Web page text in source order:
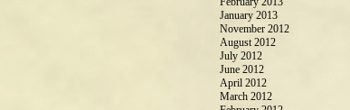
January 2013
November 2012
August 2012
July 2012
June 2012
April 2012
March 2012